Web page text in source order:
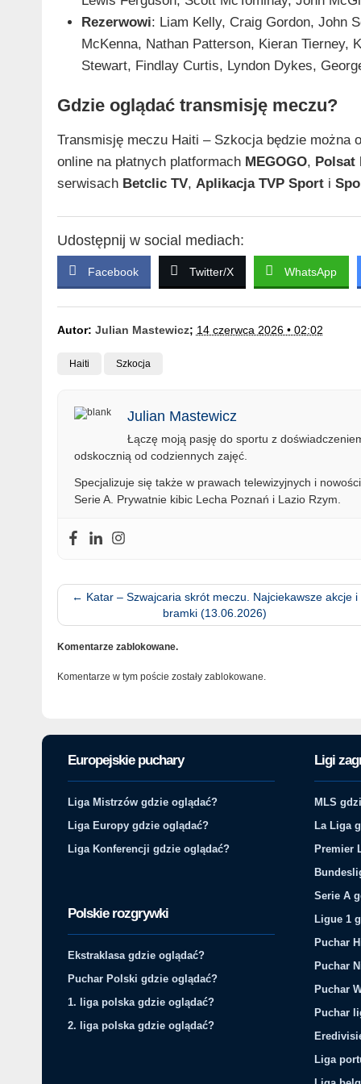
Rezerwowi: Liam Kelly, Craig Gordon, John
McKenna, Nathan Patterson, Kieran Tierney,
Stewart, Findlay Curtis, Lyndon Dykes,
Gdzie oglądać transmisję meczu?
Transmisję meczu Haiti – Szkocja będzie można
online na płatnych platformach MEGOGO, Polsat
serwisach Betclic TV, Aplikacja TVP Sporti
Udostępnij w social mediach:
Facebook Twitter/X WhatsApp
Autor: Julian Mastewicz; 14 czerwca 2026 • 02:02
Haiti Szkocja
Julian Mastewicz
Łączę moją pasję do sportu z
odskocznią od codziennych zajęć.
Specjalizuje się także w prawach telewizyjnych i
Serie A. Prywatnie kibic Lecha Poznań i Lazio Rzym.
← Katar – Szwajcaria skrót meczu. Najciekawsze akcje i
bramki (13.06.2026)
Komentarze zablokowane.
Komentarze w tym poście zostały zablokowane.
Europejskie puchary
Liga Mistrzów gdzie oglądać?
Liga Europy gdzie oglądać?
Liga Konferencji gdzie oglądać?
Polskie rozgrywki
Ekstraklasa gdzie oglądać?
Puchar Polski gdzie oglądać?
1. liga polska gdzie oglądać?
2. liga polska gdzie oglądać?
Ligi
MLS
La Liga
Premier
Serie A
Ligue 1
Puchar
Puchar
Puchar
Puchar
Liga